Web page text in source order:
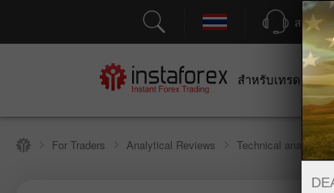
สนับส
สำหรับเทรดเดอร์
For Traders Analytical Reviews Technical analysis